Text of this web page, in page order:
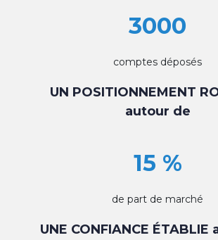
3000
comptes déposés
UN POSITIONNEMENT
autour de
15 %
de part de marché
UNE CONFIANCE ÉTABLIE